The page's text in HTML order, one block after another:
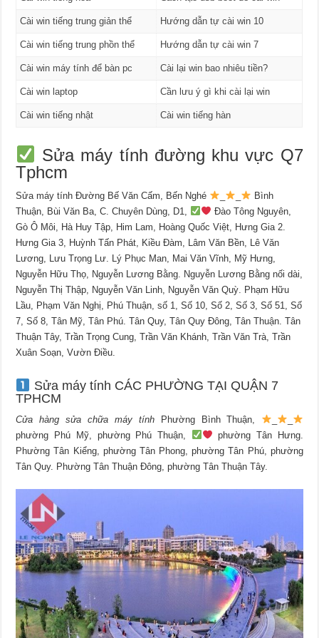
Cài win tiếng trung giản thể Hướng dẫn tự cài win 10
Cài win tiếng trung phồn thể Hướng dẫn tự cài win 7
Cài win máy tính để bàn pc Cài lại win bao nhiêu tiền?
Cài win laptop Cần lưu ý gì khi cài lại win
Cài win tiếng nhật Cài win tiếng hàn
Sửa máy tính đường khu vực Q7
Tphcm
Sửa máy tính Đường Bế Văn Cấm, Bến Nghé
Bình
Thuận, Bùi Văn Ba, C. Chuyên Dùng, D1,
Đào Tông Nguyên,
Gò Ô Môi, Hà Huy Tập, Him Lam, Hoàng Quốc Việt, Hưng Gia 2.
Hưng Gia 3, Huỳnh Tấn Phát, Kiều Đàm, Lâm Văn Bền, Lê Văn
Lương, Lưu Trọng Lư. Lý Phục Man, Mai Văn Vĩnh, Mỹ Hưng,
Nguyễn Hữu Thọ, Nguyễn Lương Bằng. Nguyễn Lương Bằng nối dài,
Nguyễn Thị Thập, Nguyễn Văn Linh, Nguyễn Văn Quỳ. Phạm Hữu
Lầu, Phạm Văn Nghị, Phú Thuận, số 1, Số 10, Số 2, Số 3, Số 51, Số
7, Số 8, Tân Mỹ, Tân Phú. Tân Quy, Tân Quy Đông, Tân Thuận. Tân
Thuận Tây, Trần Trọng Cung, Trần Văn Khánh, Trần Văn Trà, Trần
Xuân Soạn, Vườn Điều.
Sửa máy tính CÁC PHƯỜNG TẠI QUẬN 7
TPHCM
Cửa hàng sửa chữa máy tínhPhường Bình Thuận,
phường Phú Mỹ, phường Phú Thuận,
phường Tân Hưng.
Phường Tân Kiểng, phường Tân Phong, phường Tân Phú, phường
Tân Quy. Phường Tân Thuận Đông, phường Tân Thuận Tây.